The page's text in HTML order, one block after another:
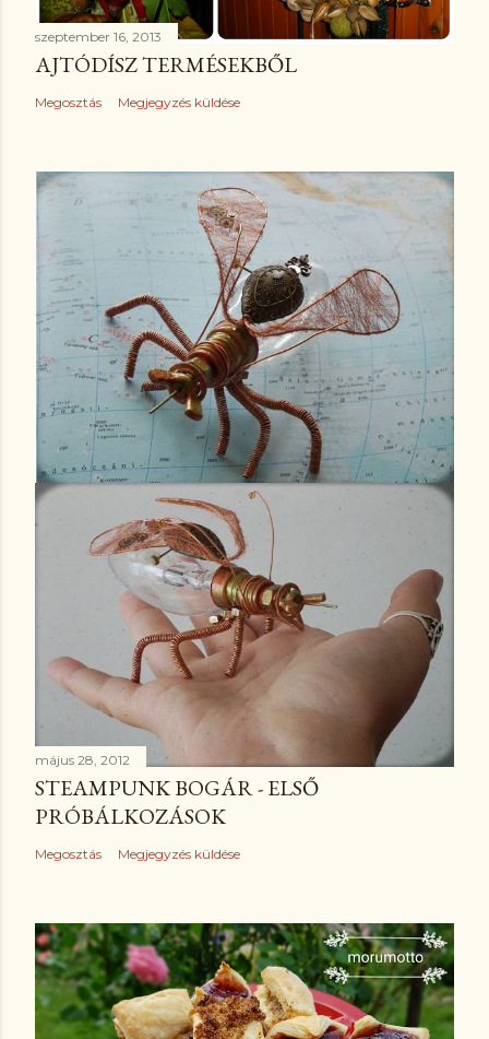
szeptember 16, 2013
AJTÓDÍSZ TERMÉSEKBŐL
Megosztás Megjegyzés küldése
május 28, 2012
STEAMPUNK BOGÁR - ELSŐ
PRÓBÁLKOZÁSOK
Megosztás Megjegyzés küldése